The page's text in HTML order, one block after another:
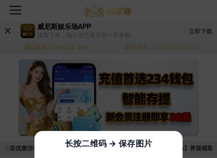
威尼斯娱乐场APP
体育下单，电子游艺等尽在一手掌握
立即下载
易记域名： v100.cc 复制 备用域名： vv20261.cc 复制
领取优惠活动的手续麻烦，已新增优惠系统，现在可以前往【福利中心】界面领
长按二维码 → 保存图片